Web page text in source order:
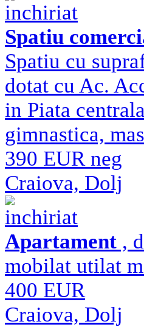
inchiriat
Spatiu
Spatiu cu
dotat cu Ac.
in Piata
gimnastica,
390 EUR neg
Craiova, Dolj
inchiriat
Apartament ,
mobilat utilat
400 EUR
Craiova, Dolj